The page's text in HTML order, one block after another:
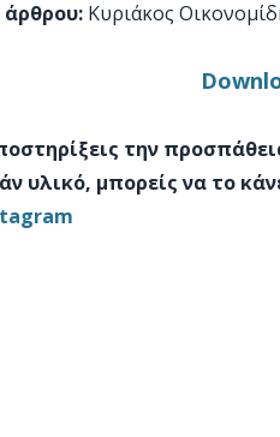
άρθρου: Κυριάκος
την
υλικό, μπορείς να το